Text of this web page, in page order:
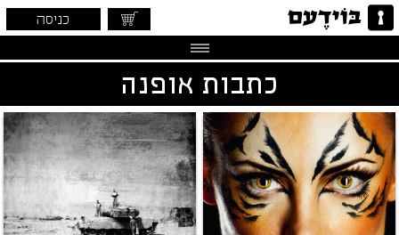
כניסה
כתבות אופנה